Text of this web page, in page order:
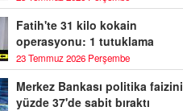
Fatih'te 31 kilo kokain
operasyonu: 1 tutuklama
23 Temmuz 2026 Perşembe
Merkez Bankası politika faizini
yüzde 37'de sabit bıraktı